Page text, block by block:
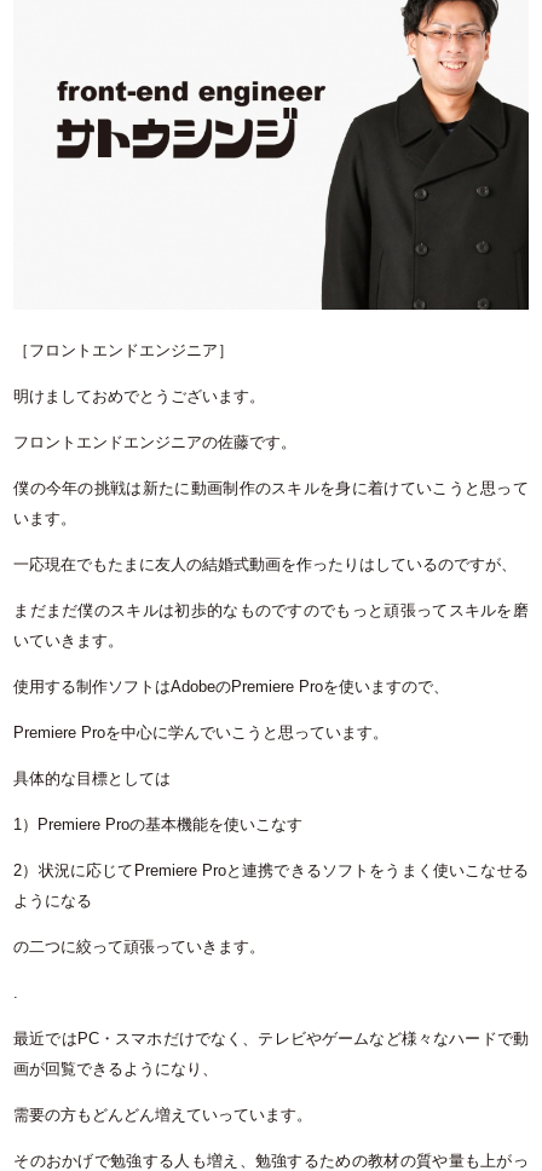
［フロントエンドエンジニア］
明けましておめでとうございます。
フロントエンドエンジニアの佐藤です。
僕の今年の挑戦は新たに動画制作のスキルを身に着けていこうと思って
います。
一応現在でもたまに友人の結婚式動画を作ったりはしているのですが、
まだまだ僕のスキルは初歩的なものですのでもっと頑張ってスキルを磨
いていきます。
使用する制作ソフトはAdobeのPremiere Proを使いますので、
Premiere Proを中心に学んでいこうと思っています。
具体的な目標としては
1）Premiere Proの基本機能を使いこなす
2）状況に応じてPremiere Proと連携できるソフトをうまく使いこなせる
ようになる
の二つに絞って頑張っていきます。
最近ではPC・スマホだけでなく、テレビやゲームなど様々なハードで動
画が回覧できるようになり、
需要の方もどんどん増えていっています。
そのおかげで勉強する人も増え、勉強するための教材の質や量も上がっ